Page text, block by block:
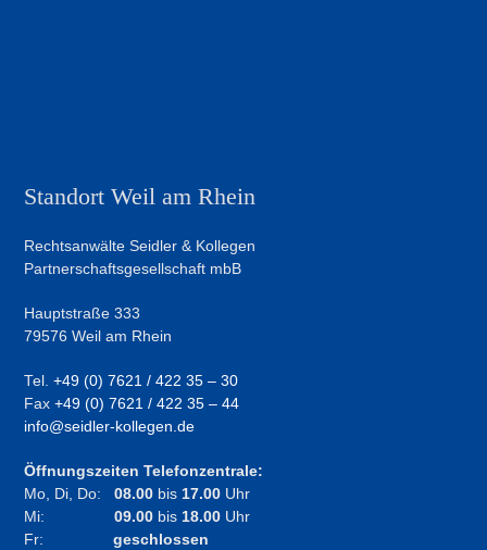
Standort Weil am Rhein
Rechtsanwälte Seidler & Kollegen
Partnerschaftsgesellschaft mbB
Hauptstraße 333
79576 Weil am Rhein
Tel.+49 (0) 7621 / 422 35 – 30
Fax+49 (0) 7621 / 422 35 – 44
info@seidler-kollegen.de
Öffnungszeiten Telefonzentrale:
Mo, Di, Do:08.00 bis17.00 Uhr
Mi:09.00 bis18.00 Uhr
Fr:
geschlossen